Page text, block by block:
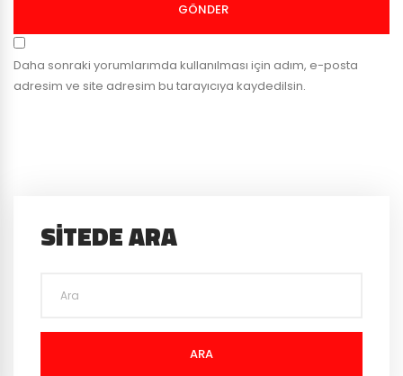
GÖNDER
Daha sonraki yorumlarımda kullanılması için adım, e-posta
adresim ve site adresim bu tarayıcıya kaydedilsin.
SITEDE ARA
ARA